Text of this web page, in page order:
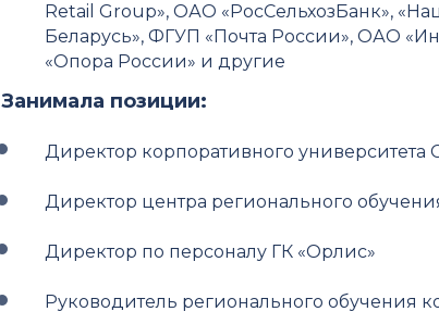
Retail Group», ОАО «РосСельхозБанк»,
Беларусь», ФГУП «Почта России», ОАО
«Опора России» и другие
Занимала позиции:
Директор корпоративного
Директор центра регионального
Директор по персоналу ГК «Орлис»
Руководитель регионального обучения